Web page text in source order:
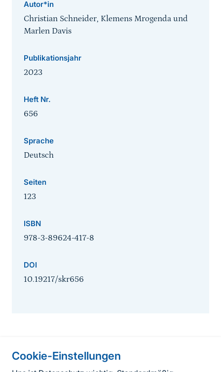
Cookie-Einstellungen
Autor*in
Christian Schneider, Klemens Mrogenda und
Marlen Davis
Publikationsjahr
2023
Heft Nr.
656
Sprache
Deutsch
Seiten
123
ISBN
978-3-89624-417-8
DOI
10.19217/skr656
Informationen zur Seite